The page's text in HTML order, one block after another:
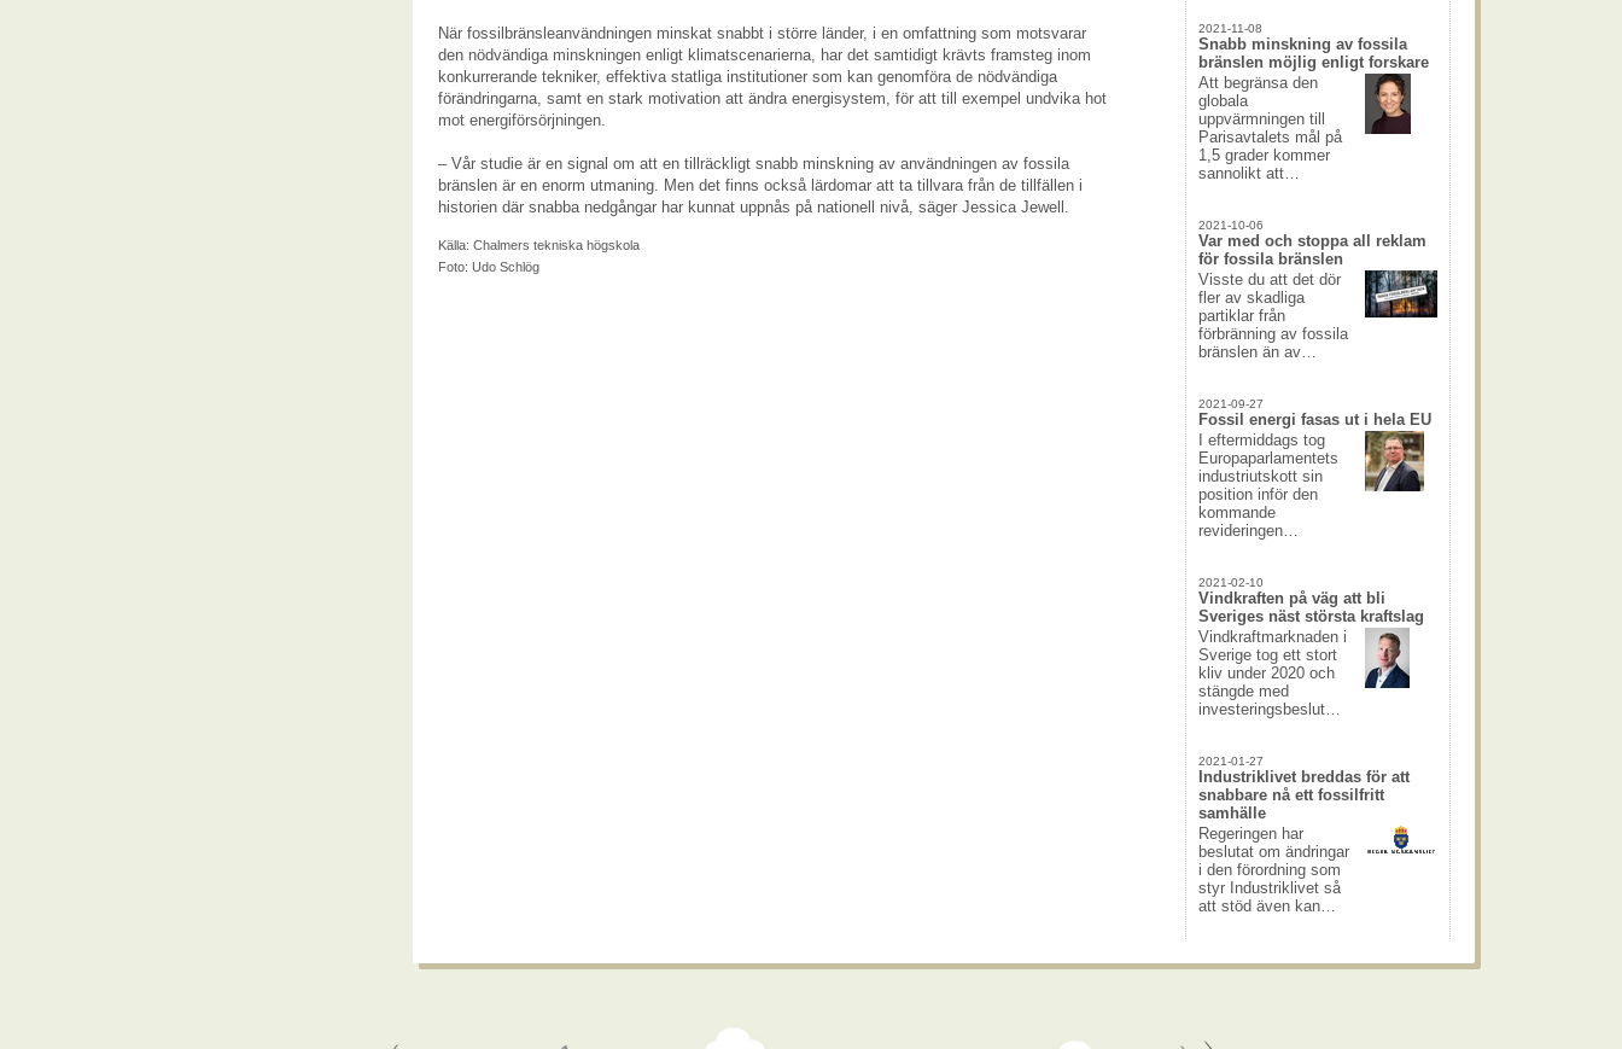
När fossilbränsleanvändningen minskat snabbt i större länder, i en omfattning som motsvarar
den nödvändiga minskningen enligt klimatscenarierna, har det samtidigt krävts framsteg inom
konkurrerande tekniker, effektiva statliga institutioner som kan genomföra de nödvändiga
förändringarna, samt en stark motivation att ändra energisystem, för att till exempel undvika hot
mot energiförsörjningen.
– Vår studie är en signal om att en tillräckligt snabb minskning av användningen av fossila
bränslen är en enorm utmaning. Men det finns också lärdomar att ta tillvara från de tillfällen i
historien där snabba nedgångar har kunnat uppnås på nationell nivå, säger Jessica Jewell.
Källa: Chalmers tekniska högskola
Foto: Udo Schlög
2021-11-08
Snabb minskning av fossila
bränslen möjlig enligt forskare
Att begränsa den
globala
uppvärmningen till
Parisavtalets mål på
1,5 grader kommer
sannolikt att…
2021-10-06
Var med och stoppa all reklam
för fossila bränslen
Visste du att det dör
fler av skadliga
partiklar från
förbränning av fossila
bränslen än av…
2021-09-27
Fossil energi fasas ut i hela EU
I eftermiddags tog
Europaparlamentets
industriutskott sin
position inför den
kommande
revideringen…
2021-02-10
Vindkraften på väg att bli
Sveriges näst största kraftslag
Vindkraftmarknaden i
Sverige tog ett stort
kliv under 2020 och
stängde med
investeringsbeslut…
2021-01-27
Industriklivet breddas för att
snabbare nå ett fossilfritt
samhälle
Regeringen har
beslutat om ändringar
i den förordning som
styr Industriklivet så
att stöd även kan…